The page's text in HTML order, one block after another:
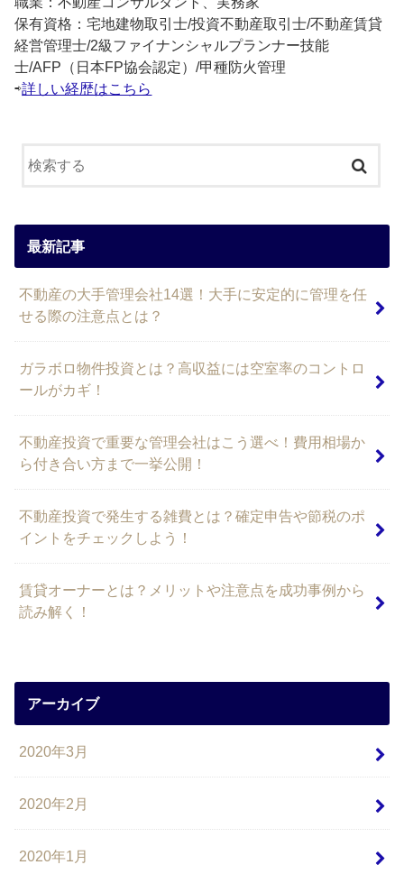
保有資格：宅地建物取引士/投資不動産取引士/不動産賃貸
経営管理士/2級ファイナンシャルプランナー技能
士/AFP（日本FP協会認定）/甲種防火管理
⇨詳しい経歴はこちら
最新記事
不動産の大手管理会社14選！大手に安定的に管理を任
せる際の注意点とは？
ガラボロ物件投資とは？高収益には空室率のコントロ
ールがカギ！
不動産投資で重要な管理会社はこう選べ！費用相場か
ら付き合い方まで一挙公開！
不動産投資で発生する雑費とは？確定申告や節税のポ
イントをチェックしよう！
賃貸オーナーとは？メリットや注意点を成功事例から
読み解く！
アーカイブ
2020年3月
2020年2月
2020年1月